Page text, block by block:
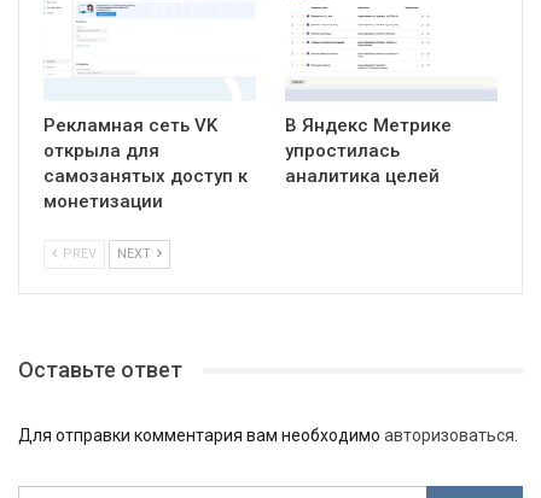
Рекламная сеть VK
открыла для
самозанятых доступ к
монетизации
В Яндекс Метрике
упростилась
аналитика целей
PREV NEXT
Оставьте ответ
Для отправки комментария вам необходимо авторизоваться.